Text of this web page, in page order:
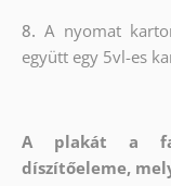
8.A nyomat
együtt egy 5vl-es
A plakát a
díszítőeleme,